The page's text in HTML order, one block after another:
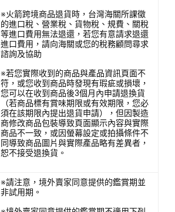
※火箭跨境商品退貨時，台灣海關所課徵
的進口稅、營業稅、貨物稅、規費、關稅
等進口費用無法退還，若您有意請求退還
進口費用，請向海關或您的稅務顧問尋求
諮詢及協助
※若您實際收到的商品與產品資訊頁面不
符，或您收到商品時發現有瑕疵或損壞，
您可以在收到商品後3個月內申請退換貨
（若商品標有賞味期限或有效期限，您必
須在該期限內提出退貨申請），但因製造
商修改商品包裝導致頁面顯示內容與實際
商品不一致，或因螢幕設定或拍攝條件不
同導致商品圖片與實際產品略有差異者，
恕不接受退換貨。
※請注意，境外賣家同意提供的鑑賞期並
非試用期。